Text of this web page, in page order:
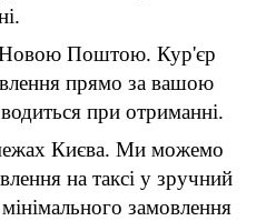
Новою Поштою. Кур'єр
прямо за вашою
при отриманні.
Києва. Ми можемо
на таксі у зручний
замовлення